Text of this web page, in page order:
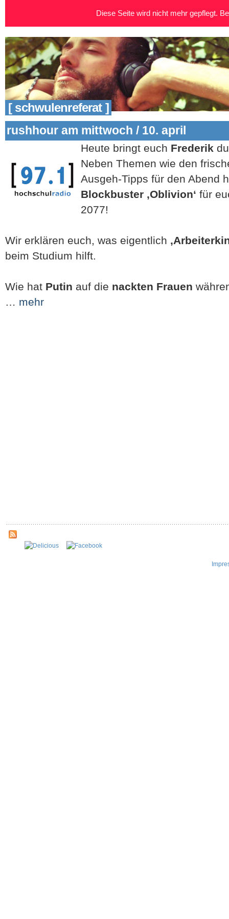
[ schwulenreferat ]
rushhour am mittwoch / 10. april
Heute bringt euch Frederik
Neben Themen wie den
Ausgeh-Tipps für den Abend
Blockbuster ‚Oblivion‘ für
2077!
Wir erklären euch, was eigentlich
beim Studium hilft.
Wie hat Putin auf die nackten Frauen
… mehr
Diese Seite wird nicht mehr gepflegt.